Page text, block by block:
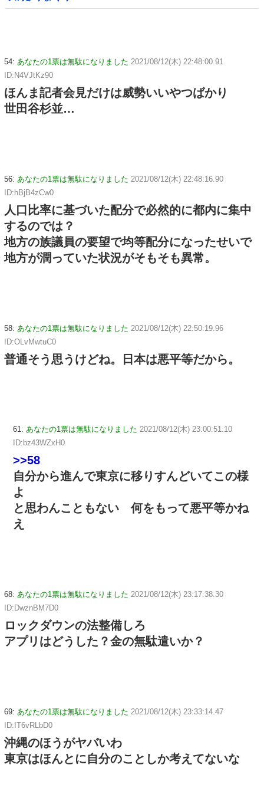
54: あなたの1票は無駄になりました 2021/08/12(木) 22:48:00.91
ID:N4VJtKz90
ほんま記者会見だけは威勢いいやつばかり
世田谷杉並…
56: あなたの1票は無駄になりました 2021/08/12(木) 22:48:16.90
ID:hBjB4zCw0
人口比率に基づいた配分で必然的に都内に集中
するのでは？
地方の族議員の要望で均等配分になったせいで
地方が潤っていた状況がそもそも異常。
58: あなたの1票は無駄になりました 2021/08/12(木) 22:50:19.96
ID:OLvMwtuC0
普通そう思うけどね。日本は悪平等だから。
61: あなたの1票は無駄になりました 2021/08/12(木) 23:00:51.10
ID:bz43WZxH0
>>58
自分から進んで東京に移りすんどいてこの様
よ
と思わんこともない 何をもって悪平等かね
え
68: あなたの1票は無駄になりました 2021/08/12(木) 23:17:38.30
ID:DwznBM7D0
ロックダウンの法整備しろ
アプリはどうした？金の無駄遣いか？
69: あなたの1票は無駄になりました 2021/08/12(木) 23:33:14.47
ID:IT6vRLbD0
沖縄のほうがヤバいわ
東京はほんとに自分のことしか考えてないな